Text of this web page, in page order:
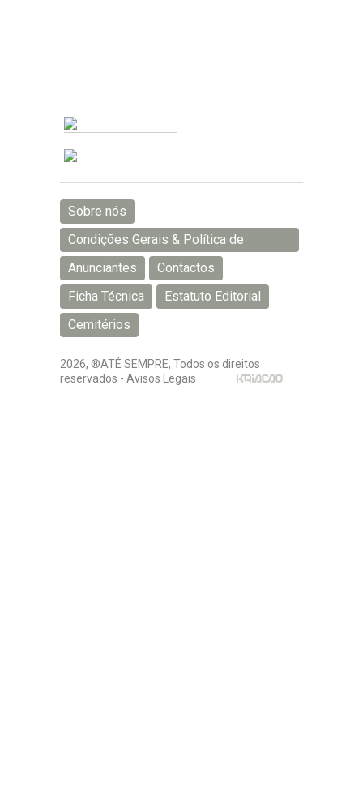
Sobre nós
Condições Gerais & Política de
Privacidade
Anunciantes
Contactos
Ficha Técnica
Estatuto Editorial
Cemitérios
2026, ®ATÉ SEMPRE, Todos os direitos
reservados - Avisos Legais